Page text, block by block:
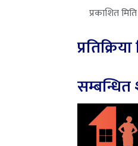
प्रकाशित
सम्बन्धित